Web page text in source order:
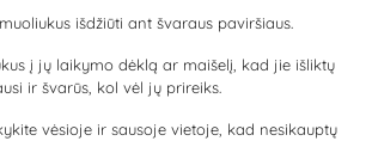
išdžiūti ant švaraus paviršiaus.
į jų laikymo dėklą ar maišelį, kad jie išliktų
ir švarūs, kol vėl jų prireiks.
vėsioje ir sausoje vietoje, kad nesikauptų